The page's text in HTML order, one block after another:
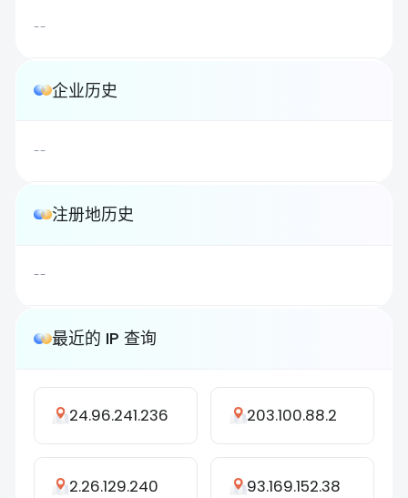
--
企业历史
--
注册地历史
--
最近的 IP 查询
24.96.241.236 203.100.88.2
2.26.129.240 93.169.152.38